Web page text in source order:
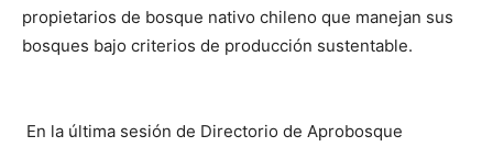
propietarios de bosque nativo chileno que manejan sus
bosques bajo criterios de producción sustentable.
En la última sesión de Directorio de Aprobosque